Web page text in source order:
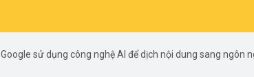
Google sử dụng công nghệ AI để dịch nội dung sang ngôn